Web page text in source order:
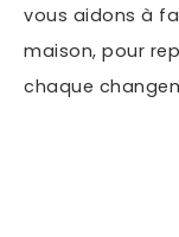
vous aidons à
maison, pour
chaque
En
informations
de ma